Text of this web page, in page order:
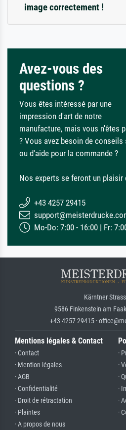
image correctement !
Avez-vous des
questions ?
Vous êtes intéressé par une
impression d'art de notre
manufacture, mais vous n'êtes
? Vous avez besoin de
ou d'aide pour la commande ?
Nos experts se feront un plaisir
+43 4257 29415
Mo-Do: 7:00 - 16:00 | Fr:
Kärntner
9586 Finkenstein am
+43 4257 29415 ·
Mentions légales & Contact
· Contact
· Mention légales
· AGB
· Confidentialité
· Droit de rétractation
· Plaintes
· A propos de nous
·
·
·
·
·
·